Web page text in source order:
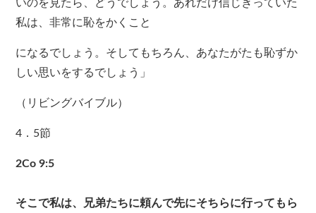
いのを見たら、どうでしょう。あれだけ信じきっていた
私は、非常に恥をかくこと
になるでしょう。そしてもちろん、あなたがたも恥ずか
しい思いをするでしょう」
（リビングバイブル）
4．5節
2Co 9:5
そこで私は、兄弟たちに頼んで先にそちらに行ってもら